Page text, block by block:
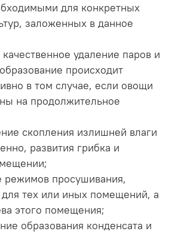
для конкретных
заложенных в данное
удаление паров и
происходит
в том случае, если овощи
на продолжительное
скопления излишней влаги
развития грибка и
режимов просушивания,
тех или иных помещений, а
этого помещения;
образования конденсата и